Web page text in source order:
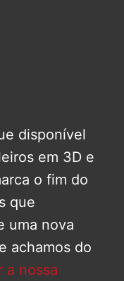
disponível
em 3D e
o fim do
que
uma nova
achamos do
a nossa